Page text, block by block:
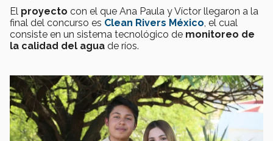
El proyecto con el que Ana Paula y Víctor llegaron a la
final del concurso es Clean Rivers México , el cual
consiste en un sistema tecnológico de monitoreo de
la calidad del agua de ríos.